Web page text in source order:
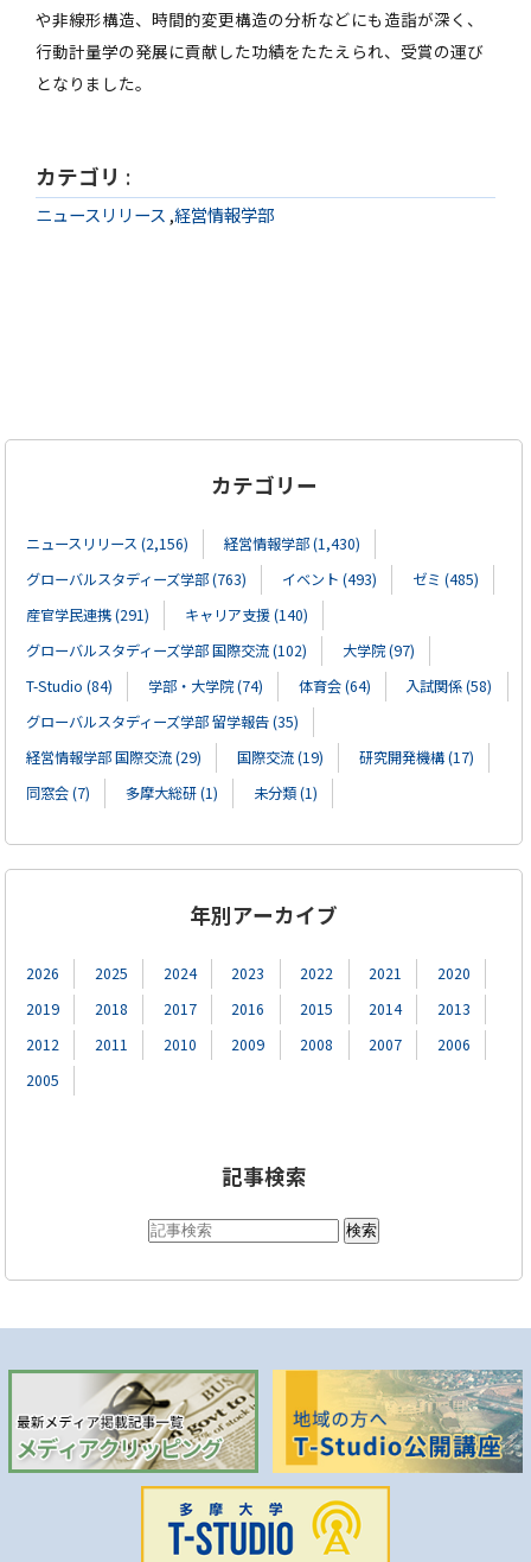
や非線形構造、時間的変更構造の分析などにも造詣が深く、
行動計量学の発展に貢献した功績をたたえられ、受賞の運び
となりました。
カテゴリ :
ニュースリリース ,経営情報学部
カテゴリー
ニュースリリース (2,156)
経営情報学部 (1,430)
グローバルスタディーズ学部 (763)
イベント (493)
ゼミ (485)
産官学民連携 (291)
キャリア支援 (140)
グローバルスタディーズ学部 国際交流 (102)
大学院 (97)
T-Studio (84)
学部・大学院 (74) 体育会 (64)
入試関係 (58)
グローバルスタディーズ学部 留学報告 (35)
経営情報学部 国際交流 (29)
国際交流 (19)
研究開発機構 (17)
同窓会 (7)
多摩大総研 (1) 未分類 (1)
年別アーカイブ
2026 2025 2024 2023 2022 2021
2020
2019
2018 2017 2016 2015 2014
2013
2012
2011 2010 2009 2008 2007
2006
2005
記事検索